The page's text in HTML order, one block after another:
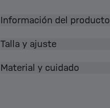
Información del producto
Talla y ajuste
Material y cuidado